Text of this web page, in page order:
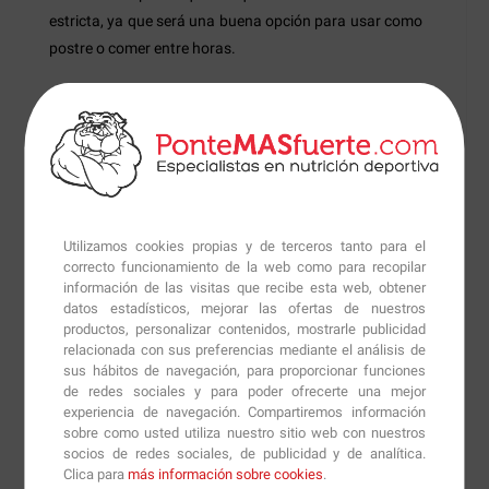
Utilizamos cookies propias y de terceros tanto para el
correcto funcionamiento de la web como para recopilar
información de las visitas que recibe esta web, obtener
datos estadísticos, mejorar las ofertas de nuestros
productos, personalizar contenidos, mostrarle publicidad
relacionada con sus preferencias mediante el análisis de
sus hábitos de navegación, para proporcionar funciones
de redes sociales y para poder ofrecerte una mejor
experiencia de navegación. Compartiremos información
sobre como usted utiliza nuestro sitio web con nuestros
socios de redes sociales, de publicidad y de analítica.
Clica paramás información sobre cookies.
estricta, ya que será una buena opción para usar como
postre o comer entre horas.
alrededor de 250 kcal, 15 gramos de proteínas, unos 20
gramos de carbohidratos y 16 gramos de grasas.
Quest Protein Cookie
personas que quieren saltarse la dieta de una forma
más saludable.
ConQuest Protein Cookiellevar a cabo la dieta será
más fácil y podremos conseguir nuestros objetivos sin
haber sacrificado todos los placeres de nuestra dieta.
Modo de empleo:
Como complemento nutricional, se pueden comer entre